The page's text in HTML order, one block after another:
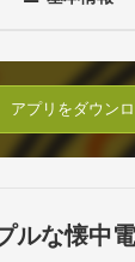
でフラッシュ
いスマートフ
とで、画面全
の懐中電燈ア
アプリをダウン
ルな懐中